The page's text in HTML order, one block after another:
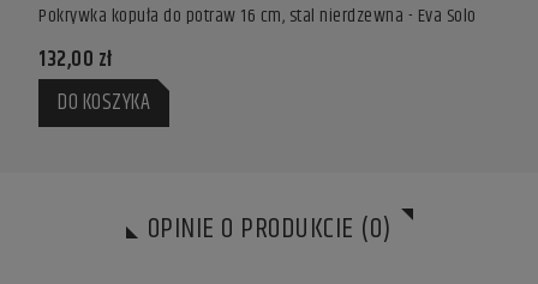
Pokrywka kopuła do potraw 16 cm, stal nierdzewna - Eva Solo
132,00 zł
DO KOSZYKA
OPINIE O PRODUKCIE (0)